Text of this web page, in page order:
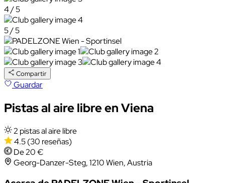
4 / 5
5 / 5
Compartir
Guardar
Pistas al aire libre en Viena
2 pistas al aire libre
4.5(30 reseñas)
De 20 €
Georg-Danzer-Steg, 1210 Wien, Austria